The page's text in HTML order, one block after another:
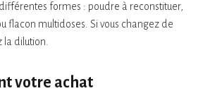
formes : poudre à reconstituer,
flacon multidoses. Si vous changez de
dilution.
votre achat